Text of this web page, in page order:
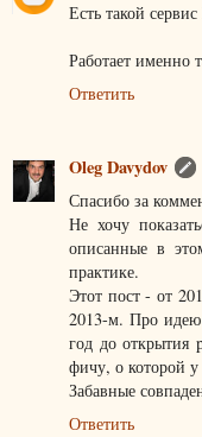
Есть такой
Работает именно
Ответить
Oleg Davydov
Спасибо за
Не хочу
описанные в
практике.
Этот пост - от
2013-м. Про идею
год до открытия
фичу, о которой у
Забавные
Ответить